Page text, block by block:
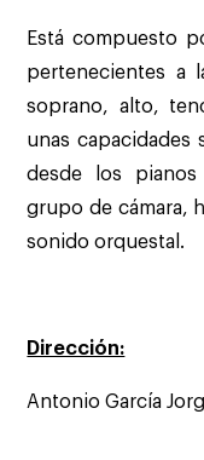
Está compuesto
pertenecientes a
soprano, alto,
unas capacidades
desde los
grupo de cámara,
sonido orquestal.
Dirección:
Antonio García